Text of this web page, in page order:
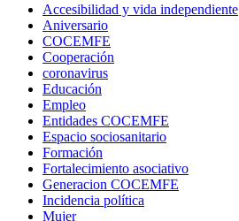
Accesibilidad y vida independiente
Aniversario
COCEMFE
Cooperación
coronavirus
Educación
Empleo
Entidades COCEMFE
Espacio sociosanitario
Formación
Fortalecimiento asociativo
Generacion COCEMFE
Incidencia política
Mujer